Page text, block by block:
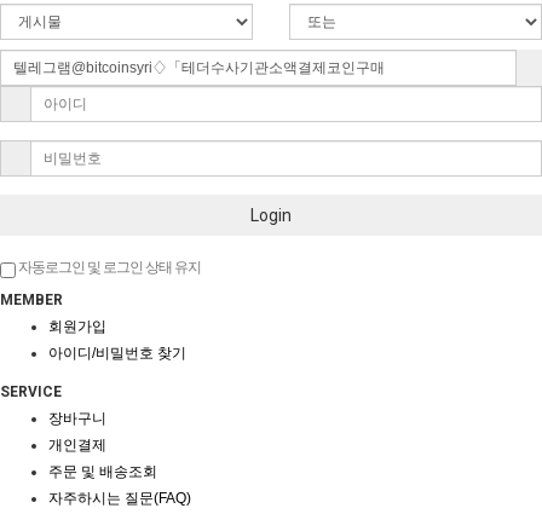
Login
자동로그인 및 로그인 상태 유지
MEMBER
회원가입
아이디/비밀번호 찾기
SERVICE
장바구니
개인결제
주문 및 배송조회
자주하시는 질문(FAQ)